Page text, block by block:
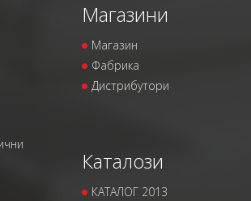
Магазини
Магазин
Фабрика
Дистрибутори
Каталози
КАТАЛОГ 2013